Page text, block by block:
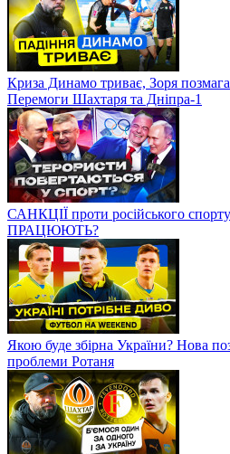
Криза Динамо триває, Зоря
Перемоги Шахтаря та Дніпра-1
САНКЦІЇ проти російського
ПРАЦЮЮТЬ?
Якою буде збірна України? Нова
проблеми Ротаня